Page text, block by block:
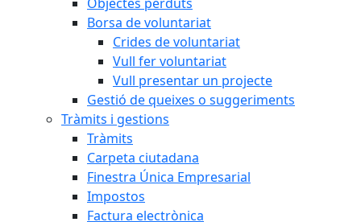
Borsa de voluntariat
Crides de voluntariat
Vull fer voluntariat
Vull presentar un projecte
Gestió de queixes o suggeriments
Tràmits i gestions
Tràmits
Carpeta ciutadana
Finestra Única Empresarial
Impostos
Factura electrònica